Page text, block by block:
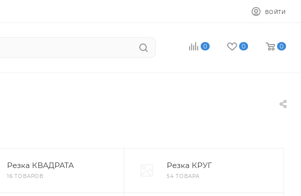
ВОЙТИ
0 0 0
Резка КВАДРАТА
16 ТОВАРОВ
Резка КРУГ
54 ТОВАРА